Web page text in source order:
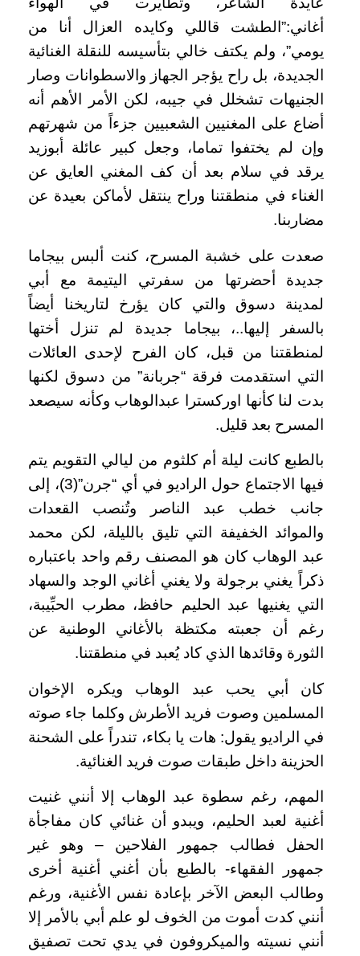
أغاني:”الطشت قاللي وكايده العزال أنا من
يومي”، ولم يكتف خالي بتأسيسه للنقلة الغنائية
الجديدة، بل راح يؤجر الجهاز والاسطوانات وصار
الجنيهات تشخلل في جيبه، لكن الأمر الأهم أنه
أضاع على المغنيين الشعبيين جزءاً من شهرتهم
وإن لم يختفوا تماما، وجعل كبير عائلة أبوزيد
يرقد في سلام بعد أن كف المغني العايق عن
الغناء في منطقتنا وراح ينتقل لأماكن بعيدة عن
مضاربنا.
صعدت على خشبة المسرح، كنت ألبس بيجاما
جديدة أحضرتها من سفرتي اليتيمة مع أبي
لمدينة دسوق والتي كان يؤرخ لتاريخنا أيضاً
بالسفر إليها..، بيجاما جديدة لم تنزل أختها
لمنطقتنا من قبل، كان الفرح لإحدى العائلات
التي استقدمت فرقة “جربانة” من دسوق لكنها
بدت لنا كأنها اوركسترا عبدالوهاب وكأنه سيصعد
المسرح بعد قليل.
بالطبع كانت ليلة أم كلثوم من ليالي التقويم يتم
فيها الاجتماع حول الراديو في أي “جرن”(3)، إلى
جانب خطب عبد الناصر وتُنصب القعدات
والموائد الخفيفة التي تليق بالليلة، لكن محمد
عبد الوهاب كان هو المصنف رقم واحد باعتباره
ذكراً يغني برجولة ولا يغني أغاني الوجد والسهاد
التي يغنيها عبد الحليم حافظ، مطرب الحبِّيبة،
رغم أن جعبته مكتظة بالأغاني الوطنية عن
الثورة وقائدها الذي كاد يُعبد في منطقتنا.
كان أبي يحب عبد الوهاب ويكره الإخوان
المسلمين وصوت فريد الأطرش وكلما جاء صوته
في الراديو يقول: هات يا بكاء، تندراً على الشحنة
الحزينة داخل طبقات صوت فريد الغنائية.
المهم، رغم سطوة عبد الوهاب إلا أنني غنيت
أغنية لعبد الحليم، ويبدو أن غنائي كان مفاجأة
الحفل فطالب جمهور الفلاحين – وهو غير
جمهور الفقهاء- بالطبع بأن أغني أغنية أخرى
وطالب البعض الآخر بإعادة نفس الأغنية، ورغم
أنني كدت أموت من الخوف لو علم أبي بالأمر إلا
أنني نسيته والميكروفون في يدي تحت تصفيق